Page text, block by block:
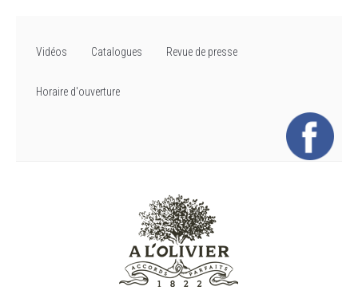
Vidéos Catalogues Revue de presse
Horaire d'ouverture